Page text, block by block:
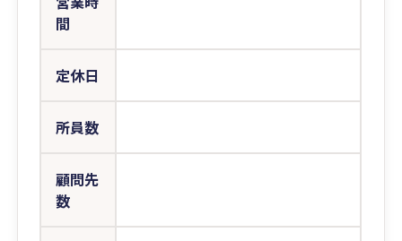
間
定休日
所員数
顧問先
数